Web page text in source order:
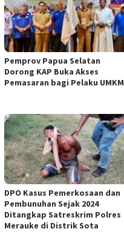
Pemprov Papua Selatan
Dorong KAP Buka Akses
Pemasaran bagi Pelaku UMKM
DPO Kasus Pemerkosaan dan
Pembunuhan Sejak 2024
Ditangkap Satreskrim Polres
Merauke di Distrik Sota